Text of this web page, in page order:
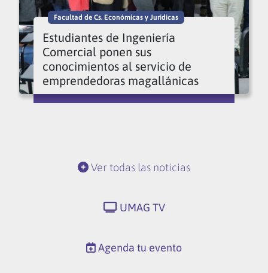
Facultad de Cs. Económicas y Jurídicas
Estudiantes de Ingeniería
Comercial ponen sus
conocimientos al servicio de
emprendedoras magallánicas
Ver todas las noticias
UMAG TV
Agenda tu evento